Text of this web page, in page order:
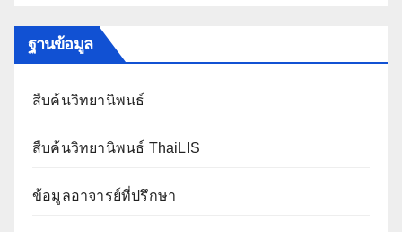
ฐานข้อมูล
สืบค้นวิทยานิพนธ์
สืบค้นวิทยานิพนธ์ ThaiLIS
ข้อมูลอาจารย์ที่ปรึกษา